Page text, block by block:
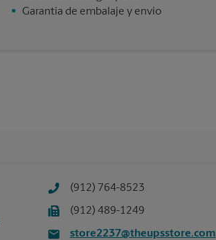
• Garantía de embalaje y envío
(912) 764-8523
(912) 489-1249
store2237@theupsstore.com